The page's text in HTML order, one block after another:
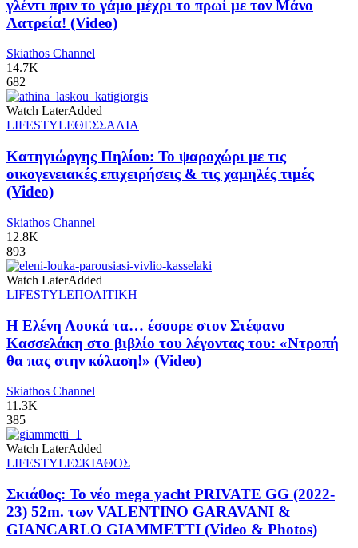
γλέντι πριν το γάμο μέχρι το πρωί με τον Μάνο
Λατρεία! (Video)
Skiathos Channel
14.7K
682
Watch LaterAdded
LIFESTYLEΘΕΣΣΑΛΙΑ
Κατηγιώργης Πηλίου: Το ψαροχώρι με τις
οικογενειακές επιχειρήσεις & τις χαμηλές τιμές
(Video)
Skiathos Channel
12.8K
893
Watch LaterAdded
LIFESTYLEΠΟΛΙΤΙΚΗ
Η Ελένη Λουκά τα… έσουρε στον Στέφανο
Κασσελάκη στο βιβλίο του λέγοντας του: «Ντροπή
θα πας στην κόλαση!» (Video)
Skiathos Channel
11.3K
385
Watch LaterAdded
LIFESTYLEΣΚΙΑΘΟΣ
Σκιάθος: Το νέο mega yacht PRIVATE GG (2022-
23) 52m. των VALENTINO GARAVANI &
GIANCARLO GIAMMETTI (Video & Photos)